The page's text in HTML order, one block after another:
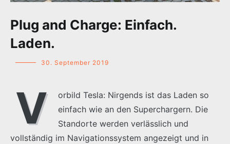
Plug and Charge: Einfach.
Laden.
30. September 2019
V
orbild Tesla: Nirgends ist das Laden so
einfach wie an den Superchargern. Die
Standorte werden verlässlich und
vollständig im Navigationssystem angezeigt und in